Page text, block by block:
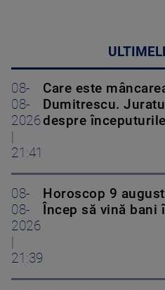
08-
08-
2026
21:41
Care este
Dumitrescu.
despre
08-
08-
2026
21:39
Horoscop 9
Încep să vină bani